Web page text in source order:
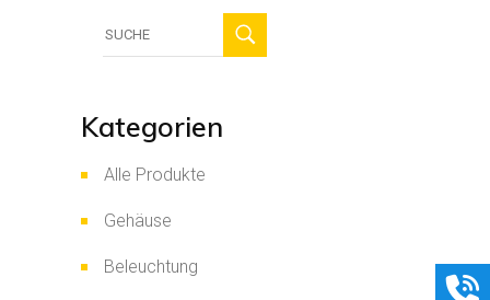
Kategorien
Alle Produkte
Gehäuse
Beleuchtung